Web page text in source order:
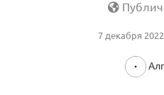
7 декабря 2022